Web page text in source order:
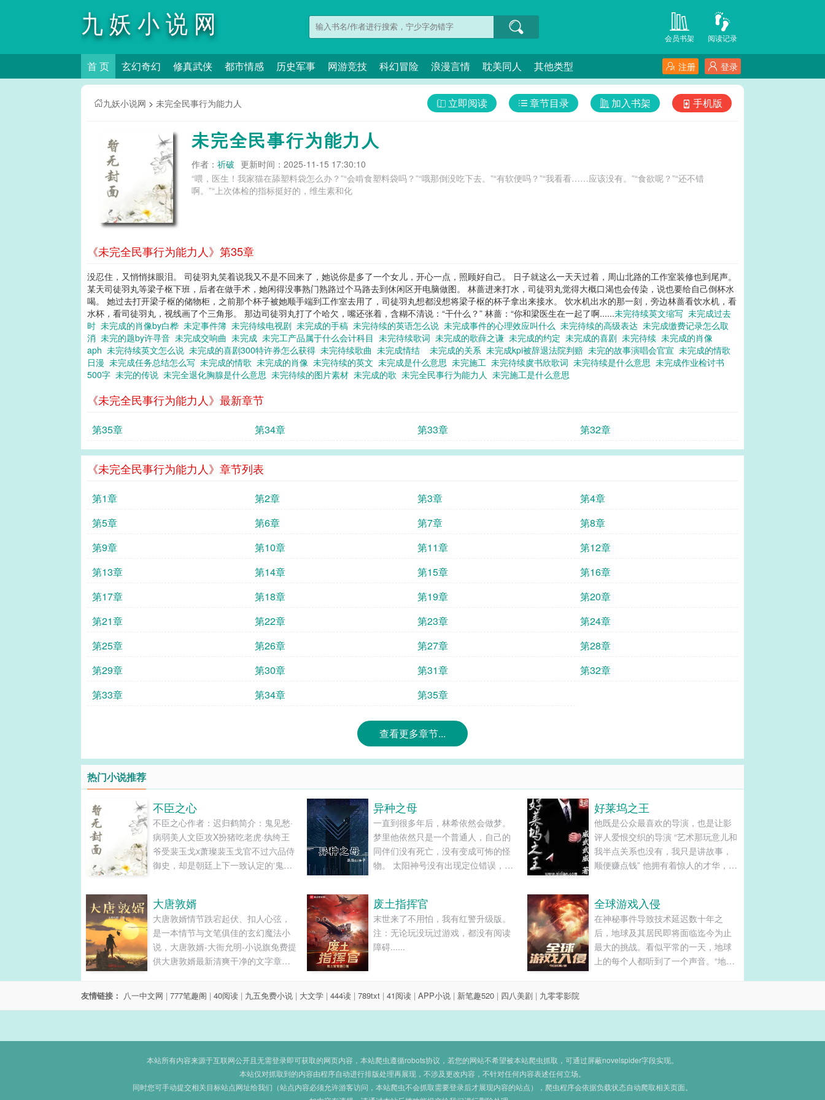
九妖小说网 阅读记录
会员书架
首 页 玄幻奇幻 修真武侠 都市情感 历史军事 网游竞技 科幻冒险 浪漫言情 耽美同人 其他类型 登录
注册
九妖小说网 > 未完全民事行为能力人 手机版
加入书架
章节目录
立即阅读
未完全民事行为能力人
作者： 祈破 更新时间：2025-11-15 17:30:10
“喂，医生！我家猫在舔塑料袋怎么办？”“会啃食塑料袋吗？”“哦那倒没吃下去。”“有软便吗？”“我看看……应该没有。”“食欲呢？”“还不错
啊。”“上次体检的指标挺好的，维生素和化
《未完全民事行为能力人》第35章
没忍住，又悄悄抹眼泪。 司徒羽丸笑着说我又不是不回来了，她说你是多了一个女儿，开心一点，照顾好自己。 日子就这么一天天过着，周山北路的工作室装修也到尾声。
某天司徒羽丸等梁子枢下班，后者在做手术，她闲得没事熟门熟路过个马路去到休闲区开电脑做图。 林蔷进来打水，司徒羽丸觉得大概口渴也会传染，说也要给自己倒杯水
喝。 她过去打开梁子枢的储物柜，之前那个杯子被她顺手端到工作室去用了，司徒羽丸想都没想将梁子枢的杯子拿出来接水。 饮水机出水的那一刻，旁边林蔷看饮水机，看
水杯，看司徒羽丸，视线画了个三角形。 那边司徒羽丸打了个哈欠，嘴还张着，含糊不清说：“干什么？” 林蔷：“你和梁医生在一起了啊......未完待续英文缩写 未完成过去
时 未完成的肖像by白桦 未定事件簿 未完待续电视剧 未完成的手稿 未完待续的英语怎么说 未完成事件的心理效应叫什么 未完待续的高级表达 未完成缴费记录怎么取
消 未完的题by许寻音 未完成交响曲 未完成 未完工产品属于什么会计科目 未完待续歌词 未完成的歌薛之谦 未完成的约定 未完成的喜剧 未完待续 未完成的肖像
aph 未完待续英文怎么说 未完成的喜剧300特许券怎么获得 未完待续歌曲 未完成情结 未完成的关系 未完成kpi被辞退法院判赔 未完的故事演唱会官宣 未完成的情歌
日漫 未完成任务总结怎么写 未完成的情歌 未完成的肖像 未完待续的英文 未完成是什么意思 未完施工 未完待续虞书欣歌词 未完待续是什么意思 未完成作业检讨书
500字 未完的传说 未完全退化胸腺是什么意思 未完待续的图片素材 未完成的歌 未完全民事行为能力人 未完施工是什么意思
《未完全民事行为能力人》最新章节
第35章 第34章 第33章 第32章
《未完全民事行为能力人》章节列表
第1章 第2章 第3章
第4章
第5章
第6章 第7章
第8章
第9章
第10章 第11章
第12章
第13章
第14章 第15章
第16章
第17章
第18章 第19章
第20章
第21章
第22章 第23章
第24章
第25章
第26章 第27章
第28章
第29章
第30章 第31章
第32章
第33章
第34章 第35章
查看更多章节...
热门小说推荐
不臣之心
不臣之心作者：迟归鹤简介：鬼见愁·
病弱美人文臣攻X扮猪吃老虎·纨绔王
爷受裴玉戈x萧璨裴玉戈官不过六品侍
御史，却是朝廷上下一致认定的‘鬼见
子里长大的病秧子。呛一句就心口
痛、碰一下就当场晕，偏偏又是襄阳
侯府的大公子，没人想管也没人敢
管。唯有雍王萧璨头...
异种之母
一直到很多年后，林希依然会做梦。
梦里他依然只是一个普通人，自己的
同伴们没有死亡，没有变成可怖的怪
物。 太阳神号没有出现定位错误，迁
然而，当他睁开眼睛，对上那些围绕
在他身边的巨大生物—— 那些深红色
的复眼，那可怕的鞘翅与节肢…… 还
有空气中萦绕着的浓厚的信息素 林希
昔。 他早已不再是人， 他是祂们的孕
披着他的皮囊的虫子，亲爱的，我知
道你要说什么。但是，那又怎么样
呢？除了我，在这片星域之中你没有
好莱坞之王
他既是公众最喜欢的导演，也是让影
评人爱恨交织的导演 “艺术那玩意儿和
我半点关系也没有，我只是讲故事，
顺便赚点钱” 他拥有着惊人的才华，无
来，然后向你们展示” 他的权势无人能
比，是渴望成名的人的捷径 “我喜欢好
莱坞喜欢电影，所以我有了现在的事
业” 他的私生活让每个男人羡慕嫉妒恨
“我只想试试能不能打破沃伦·比蒂的记
大唐敦婿
大唐敦婿情节跌宕起伏、扣人心弦，
是一本情节与文笔俱佳的玄幻魔法小
说，大唐敦婿-大衙允明-小说旗免费提
供大唐敦婿最新清爽干净的文字章节
废土指挥官
末世来了不用怕，我有红警升级版。
注：无论玩没玩过游戏，都没有阅读
障碍......
全球游戏入侵
在神秘事件导致技术延迟数十年之
后，地球及其居民即将面临迄今为止
最大的挑战。看似平常的一天，地球
上的每个人都听到了一个声音。“地球
友情链接： 八一中文网 | 777笔趣阁 | 40阅读 | 九五免费小说 | 大文学 | 444读 | 789txt | 41阅读 | APP小说 | 新笔趣520 | 四八美剧 | 九零零影院
本站所有内容来源于互联网公开且无需登录即可获取的网页内容，本站爬虫遵循robots协议，若您的网站不希望被本站爬虫抓取，可通过屏蔽novelspider字段实现。
本站仅对抓取到的内容由程序自动进行排版处理再展现，不涉及更改内容，不针对任何内容表述任何立场。
同时您可手动提交相关目标站点网址给我们（站点内容必须允许游客访问，本站爬虫不会抓取需要登录后才展现内容的站点），爬虫程序会依据负载状态自动爬取相关页面。